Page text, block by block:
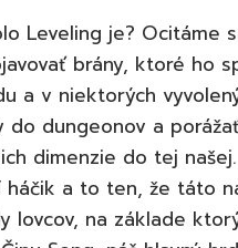
Leveling je? Ocitáme
brány, ktoré ho
a v niektorých
do dungeonov a
dimenzie do tej
háčik a to ten, že táto
lovcov, na základe